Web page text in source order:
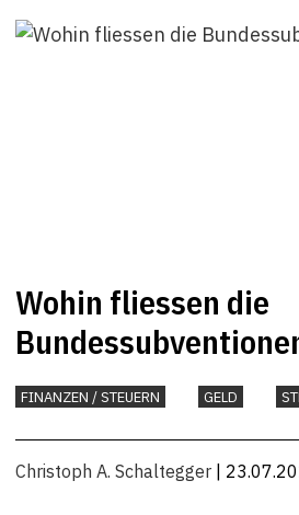
Wohin fliessen die
FINANZEN / STEUERN GELD
Christoph A. Schaltegger |